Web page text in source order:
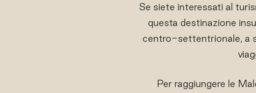
Se siete interessati al
questa destinazione
centro-settentrionale, a
Per raggiungere le